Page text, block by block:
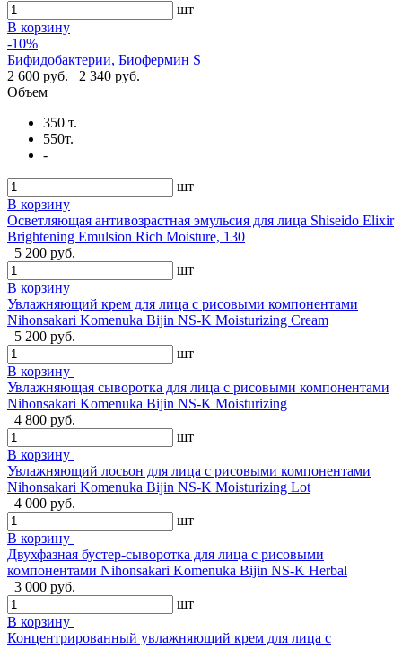
шт
В корзину
-10%
Бифидобактерии, Биофермин S
2 600 руб.
2 340 руб.
Объем
350 т.
550т.
-
шт
В корзину
Осветляющая антивозрастная эмульсия для лица Shiseido Elixir
Brightening Emulsion Rich Moisture, 130
5 200 руб.
шт
В корзину
Увлажняющий крем для лица с рисовыми компонентами
Nihonsakari Komenuka Bijin NS-K Moisturizing Cream
5 200 руб.
шт
В корзину
Увлажняющая сыворотка для лица с рисовыми компонентами
Nihonsakari Komenuka Bijin NS-K Moisturizing
4 800 руб.
шт
В корзину
Увлажняющий лосьон для лица с рисовыми компонентами
Nihonsakari Komenuka Bijin NS-K Moisturizing Lot
4 000 руб.
шт
В корзину
Двухфазная бустер-сыворотка для лица с рисовыми
компонентами Nihonsakari Komenuka Bijin NS-K Herbal
3 000 руб.
шт
В корзину
Концентрированный увлажняющий крем для лица с